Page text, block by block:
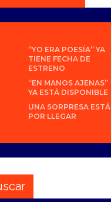
“YO ERA POESÍA” YA
TIENE FECHA DE
ESTRENO
“EN MANOS AJENAS”
YA ESTÁ DISPONIBLE
UNA SORPRESA ESTÁ
POR LLEGAR